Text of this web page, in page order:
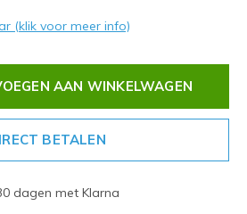
(klik voor meer info)
AAN WINKELWAGEN
BETALEN
dagen met Klarna